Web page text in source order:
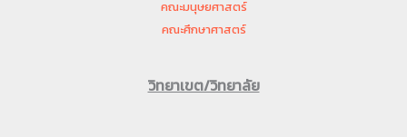
คณะมนุษยศาสตร์
คณะศึกษาศาสตร์
วิทยาเขต/วิทยาลัย